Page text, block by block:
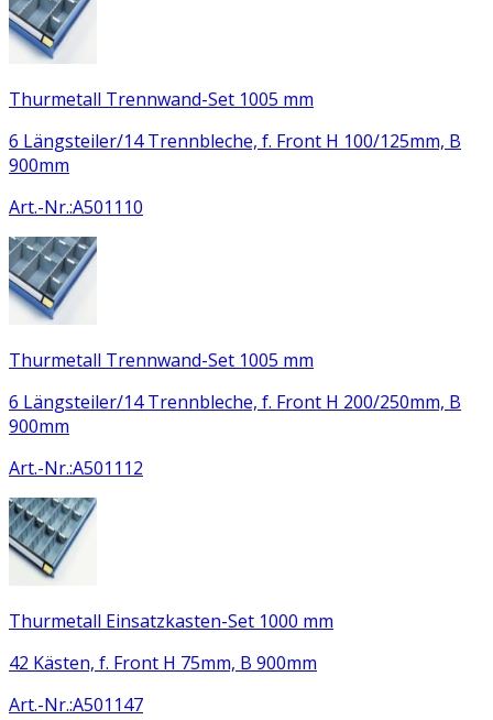
Thurmetall Trennwand-Set 1005 mm
6 Längsteiler/14 Trennbleche, f. Front H 100/125mm, B
900mm
Art.-Nr.:A501110
Thurmetall Trennwand-Set 1005 mm
6 Längsteiler/14 Trennbleche, f. Front H 200/250mm, B
900mm
Art.-Nr.:A501112
Thurmetall Einsatzkasten-Set 1000 mm
42 Kästen, f. Front H 75mm, B 900mm
Art.-Nr.:A501147